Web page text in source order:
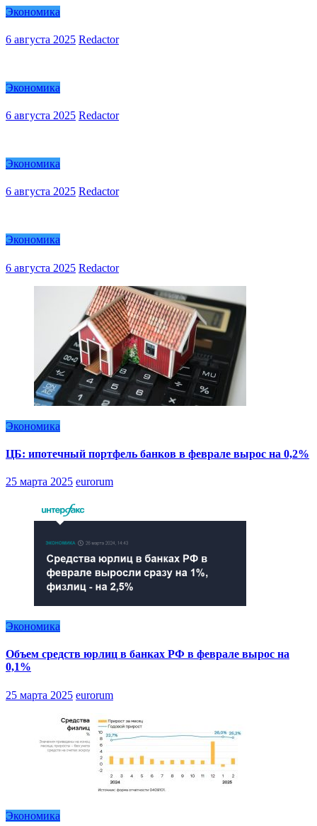
Экономика
6 августа 2025 Redactor
Экономика
6 августа 2025 Redactor
Экономика
6 августа 2025 Redactor
Экономика
6 августа 2025 Redactor
Экономика
ЦБ: ипотечный портфель банков в феврале вырос на 0,2%
25 марта 2025 eurorum
Экономика
Объем средств юрлиц в банках РФ в феврале вырос на
0,1%
25 марта 2025 eurorum
Экономика